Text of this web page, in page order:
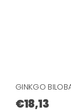
GINKGO
€18,13